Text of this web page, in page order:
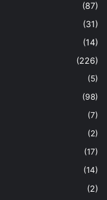
(87)
(31)
(14)
(226)
(5)
(98)
(7)
(2)
(17)
(14)
(2)